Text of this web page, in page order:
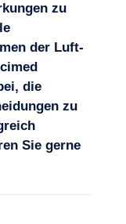
zu
der Luft-
die
zu
Sie gerne